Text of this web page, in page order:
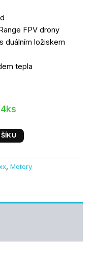
FPV drony
duálním ložiskem
tepla
Motory